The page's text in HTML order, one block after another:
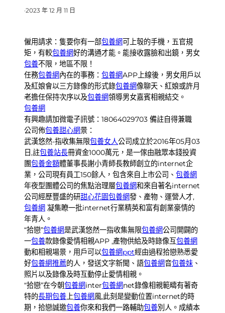
·2023 年 12 月 11 日
僱用請求：隻要你有一部包養網可上彀的手機，五官規
矩，有較包養網好的溝通才能。能接收露臉和出鏡，男女
包養不限，地區不限！
任務包養網內在的事務： 包養網APP上線後，男女用戶以
及紅娘會以三方錄像的形式錄包養網像聊天、紅娘或許月
老擔任保持次序以及包養網領導男女嘉賓相親結交。
包養網
有興趣請加微電子訊號：18064029703 備註自得兼職
公司佈包養甜心網景：
武漢悠然-指收集無限包養女人公司成立於2016年05月03
日,註包養站長冊資金1000萬元，是一傢由融眾本錢投資
團包養金額體董事長謝小青師長教師創立的internet企
業，公司現有員工150餘人，包含來自上市公司、 包養網
年夜型團體公司的焦點治理層包養網和來自著名internet
公司經歷豐盛的研甜心花園包養網發、產物、運營人才,
包養網 凝集瞭一批internet行業精英和富有創業豪情的
年青人。
“拾戀”包養網是武漢悠然一指收集無限包養網公司開闢的
一包養款錄像愛情相親APP ,產物供給及時錄像互包養網
動和相親場景，用戶可以包養網ppt經由過程拾戀熟悉愛
好包養網推薦的人，發送文字新聞、語包養網音包養妹 、
照片以及錄像及時互動停止愛情相親。
“拾戀”在今朝包養網inter包養網net錄像相親範疇有著奇
特的長期包養 上包養網風,此刻是變動位置internet的時
期，拾戀誠邀包養你來和我們一路輔助包養別人。成績本